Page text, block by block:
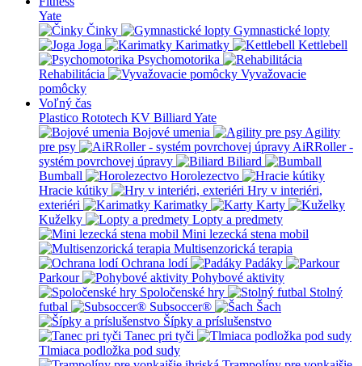
Yate
Činky
Gymnastické lopty
Joga
Karimatky
Kettlebell
Psychomotorika
Rehabilitácia
Vyvažovacie
pomôcky
Voľný čas
Plastico Rototech KV Billiard Yate
Bojové umenia
Agility
pre psy
AiRRoller -
systém povrchovej úpravy
Biliard
Bumball
Horolezectvo
Hracie kútiky
Hry v interiéri,
exteriéri
Karimatky
Karty
Kuželky
Lopty a predmety
Mini lezecká stena mobil
Multisenzorická terapia
Ochrana lodí
Padáky
Parkour
Pohybové aktivity
Spoločenské hry
Stolný
futbal
Subsoccer®
Šach
Šípky a príslušenstvo
Tanec pri tyči
Tlmiaca podložka pod sudy